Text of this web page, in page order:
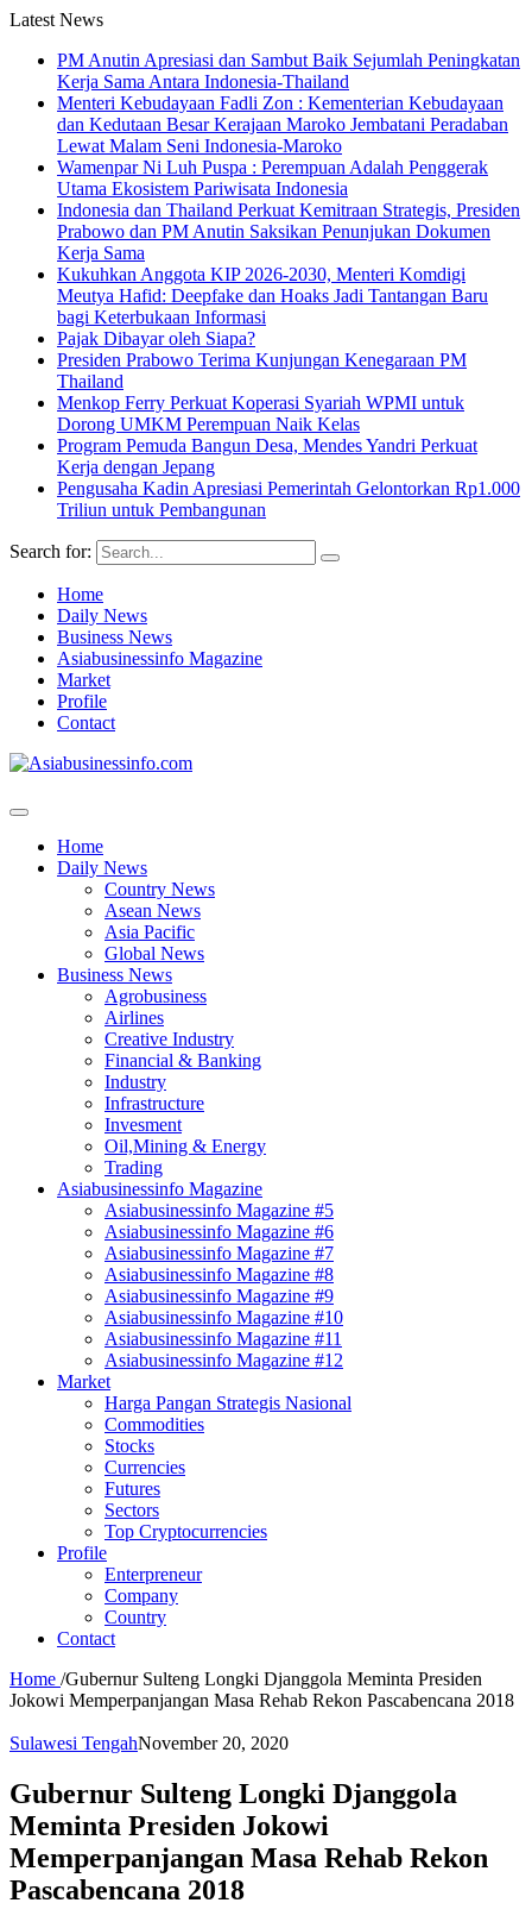
Latest News
PM Anutin Apresiasi dan Sambut Baik Sejumlah Peningkatan
Kerja Sama Antara Indonesia-Thailand
Menteri Kebudayaan Fadli Zon : Kementerian Kebudayaan
dan Kedutaan Besar Kerajaan Maroko Jembatani Peradaban
Lewat Malam Seni Indonesia-Maroko
Wamenpar Ni Luh Puspa : Perempuan Adalah Penggerak
Utama Ekosistem Pariwisata Indonesia
Indonesia dan Thailand Perkuat Kemitraan Strategis, Presiden
Prabowo dan PM Anutin Saksikan Penunjukan Dokumen
Kerja Sama
Kukuhkan Anggota KIP 2026-2030, Menteri Komdigi
Meutya Hafid: Deepfake dan Hoaks Jadi Tantangan Baru
bagi Keterbukaan Informasi
Pajak Dibayar oleh Siapa?
Presiden Prabowo Terima Kunjungan Kenegaraan PM
Thailand
Menkop Ferry Perkuat Koperasi Syariah WPMI untuk
Dorong UMKM Perempuan Naik Kelas
Program Pemuda Bangun Desa, Mendes Yandri Perkuat
Kerja dengan Jepang
Pengusaha Kadin Apresiasi Pemerintah Gelontorkan Rp1.000
Triliun untuk Pembangunan
Search for:
Home
Daily News
Business News
Asiabusinessinfo Magazine
Market
Profile
Contact
Home
Daily News
Country News
Asean News
Asia Pacific
Global News
Business News
Agrobusiness
Airlines
Creative Industry
Financial & Banking
Industry
Infrastructure
Invesment
Oil,Mining & Energy
Trading
Asiabusinessinfo Magazine
Asiabusinessinfo Magazine #5
Asiabusinessinfo Magazine #6
Asiabusinessinfo Magazine #7
Asiabusinessinfo Magazine #8
Asiabusinessinfo Magazine #9
Asiabusinessinfo Magazine #10
Asiabusinessinfo Magazine #11
Asiabusinessinfo Magazine #12
Market
Harga Pangan Strategis Nasional
Commodities
Stocks
Currencies
Futures
Sectors
Top Cryptocurrencies
Profile
Enterpreneur
Company
Country
Contact
Home /Gubernur Sulteng Longki Djanggola Meminta Presiden
Jokowi Memperpanjangan Masa Rehab Rekon Pascabencana 2018
Sulawesi TengahNovember 20, 2020
Gubernur Sulteng Longki Djanggola
Meminta Presiden Jokowi
Memperpanjangan Masa Rehab Rekon
Pascabencana 2018